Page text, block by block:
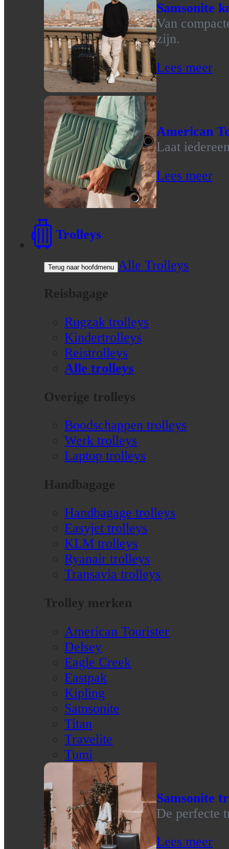
Samsonite
Van
zijn.
Lees meer
American
Laat
Lees meer
Trolleys
Terug naar hoofdmenu Alle Trolleys
Reisbagage
Rugzak trolleys
Kindertrolleys
Reistrolleys
Alle trolleys
Overige trolleys
Boodschappen trolleys
Werk trolleys
Laptop trolleys
Handbagage
Handbagage trolleys
Easyjet trolleys
KLM trolleys
Ryanair trolleys
Transavia trolleys
Trolley merken
American Tourister
Delsey
Eagle Creek
Eastpak
Kipling
Samsonite
Titan
Travelite
Tumi
Samsonite
De perfecte
Lees meer